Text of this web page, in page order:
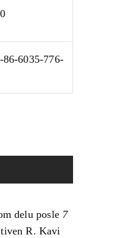
86-6035-776-
delu posle 7
R. Kavi